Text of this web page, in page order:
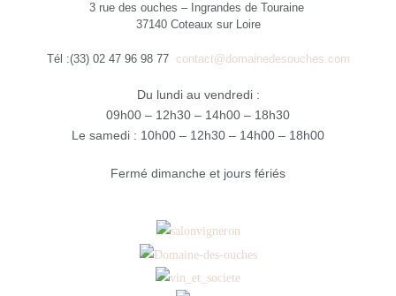
3 rue des ouches – Ingrandes de Touraine
37140 Coteaux sur Loire
Tél :(33) 02 47 96 98 77 contact@domainedesouches.com
Du lundi au vendredi :
09h00 – 12h30 – 14h00 – 18h30
Le samedi : 10h00 – 12h30 – 14h00 – 18h00
Fermé dimanche et jours fériés